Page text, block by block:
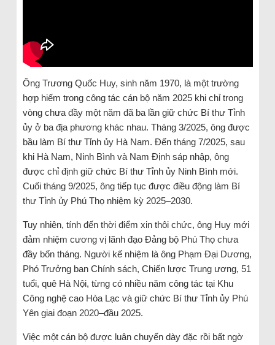
Ông Trương Quốc Huy, sinh năm 1970, là một trường
hợp hiếm trong công tác cán bộ năm 2025 khi chỉ trong
vòng chưa đầy một năm đã ba lần giữ chức Bí thư Tỉnh
ủy ở ba địa phương khác nhau. Tháng 3/2025, ông được
bầu làm Bí thư Tỉnh ủy Hà Nam. Đến tháng 7/2025, sau
khi Hà Nam, Ninh Bình và Nam Định sáp nhập, ông
được chỉ định giữ chức Bí thư Tỉnh ủy Ninh Bình mới.
Cuối tháng 9/2025, ông tiếp tục được điều động làm Bí
thư Tỉnh ủy Phú Thọ nhiệm kỳ 2025–2030.
Tuy nhiên, tính đến thời điểm xin thôi chức, ông Huy mới
đảm nhiệm cương vị lãnh đạo Đảng bộ Phú Thọ chưa
đầy bốn tháng. Người kế nhiệm là ông Phạm Đại Dương,
Phó Trưởng ban Chính sách, Chiến lược Trung ương, 51
tuổi, quê Hà Nội, từng có nhiều năm công tác tại Khu
Công nghệ cao Hòa Lạc và giữ chức Bí thư Tỉnh ủy Phú
Yên giai đoạn 2020–đầu 2025.
Việc một cán bộ được luân chuyển dày đặc rồi bất ngờ